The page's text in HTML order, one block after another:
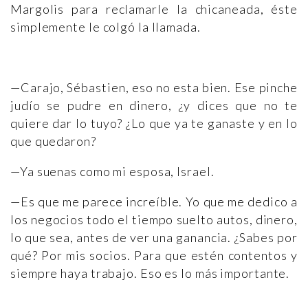
Margolis para reclamarle la chicaneada, éste
simplemente le colgó la llamada.
—Carajo, Sébastien, eso no esta bien. Ese pinche
judío se pudre en dinero, ¿y dices que no te
quiere dar lo tuyo? ¿Lo que ya te ganaste y en lo
que quedaron?
—Ya suenas como mi esposa, Israel.
—Es que me parece increíble. Yo que me dedico a
los negocios todo el tiempo suelto autos, dinero,
lo que sea, antes de ver una ganancia. ¿Sabes por
qué? Por mis socios. Para que estén contentos y
siempre haya trabajo. Eso es lo más importante.